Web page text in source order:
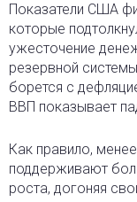
Показатели США
которые
ужесточение
резервной
борется с
ВВП показывает
Как правило,
поддерживают
роста, догоняя